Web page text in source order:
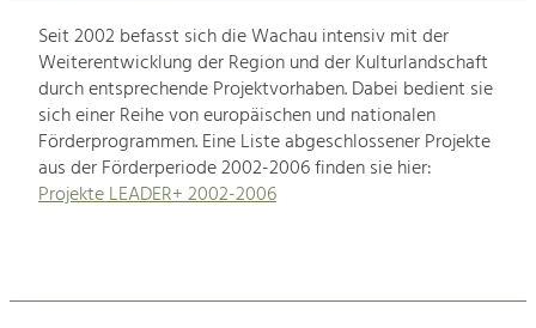
Seit 2002 befasst sich die Wachau intensiv mit der
Weiterentwicklung der Region und der Kulturlandschaft
durch entsprechende Projektvorhaben. Dabei bedient sie
sich einer Reihe von europäischen und nationalen
Förderprogrammen. Eine Liste abgeschlossener Projekte
aus der Förderperiode 2002-2006 finden sie hier:
Projekte LEADER+ 2002-2006